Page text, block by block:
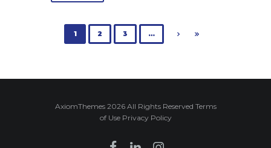
1 2 3 …
AxiomThemes 2026 All Rights Reserved Terms
of Use Privacy Policy